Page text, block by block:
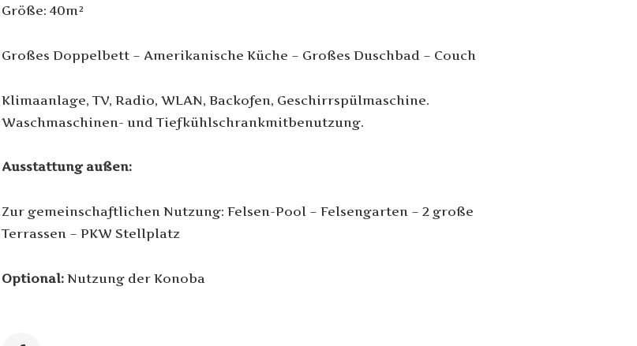
Größe: 40m²
Großes Doppelbett – Amerikanische Küche – Großes Duschbad – Couch
Klimaanlage, TV, Radio, WLAN, Backofen, Geschirrspülmaschine.
Waschmaschinen- und Tiefkühlschrankmitbenutzung.
Ausstattung außen:
Zur gemeinschaftlichen Nutzung: Felsen-Pool – Felsengarten – 2 große
Terrassen – PKW Stellplatz
Optional:Nutzung der Konoba